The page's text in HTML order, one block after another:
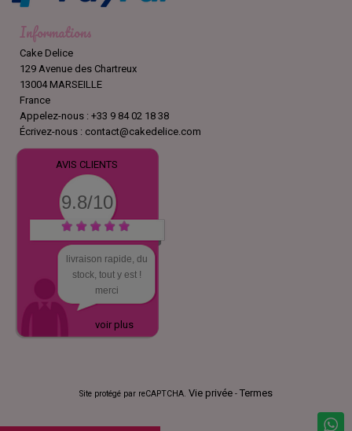
Informations
Cake Delice
129 Avenue des Chartreux
13004 MARSEILLE
France
Appelez-nous : +33 9 84 02 18 38
Écrivez-nous : contact@cakedelice.com
AVIS CLIENTS
9.8/10
livraison rapide, du
stock, tout y est !
merci
voir plus
Site protégé par reCAPTCHA. Vie privée - Termes